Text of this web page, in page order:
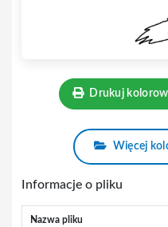
Drukuj
Więcej
Informacje o pliku
Nazwa pliku